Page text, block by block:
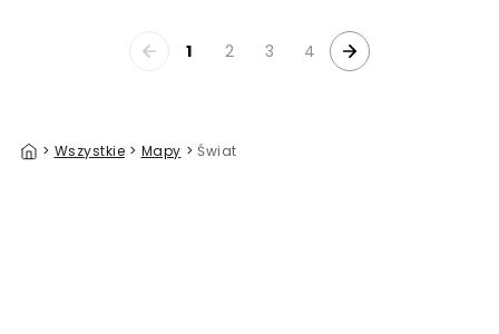
1 2 3 4
> Wszystkie > Mapy > Świat